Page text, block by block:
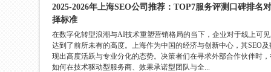
2025-2026年上海SEO公司推荐：TOP7服务评测口碑排名
择标准
在数字化转型浪潮与AI技术重塑营销格局的当下，企业对于线上可
达到了前所未有的高度。上海作为中国的经济与创新中心，其SEO
现出高度活跃与专业分化的态势。决策者们在寻求外部合作伙伴时
如何在技术驱动型服务商、效果承诺型团队与全...